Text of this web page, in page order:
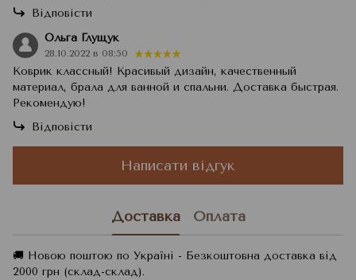
Відповісти
Ольга Глущук
28.10.2022 в 08:50
Коврик классный! Красивый дизайн, качественный
материал, брала для ванной и спальни. Доставка быстрая.
Рекомендую!
Відповісти
Написати відгук
Доставка Оплата
🚚 Новою поштою по Україні - Безкоштовна доставка від
2000 грн (склад-склад).